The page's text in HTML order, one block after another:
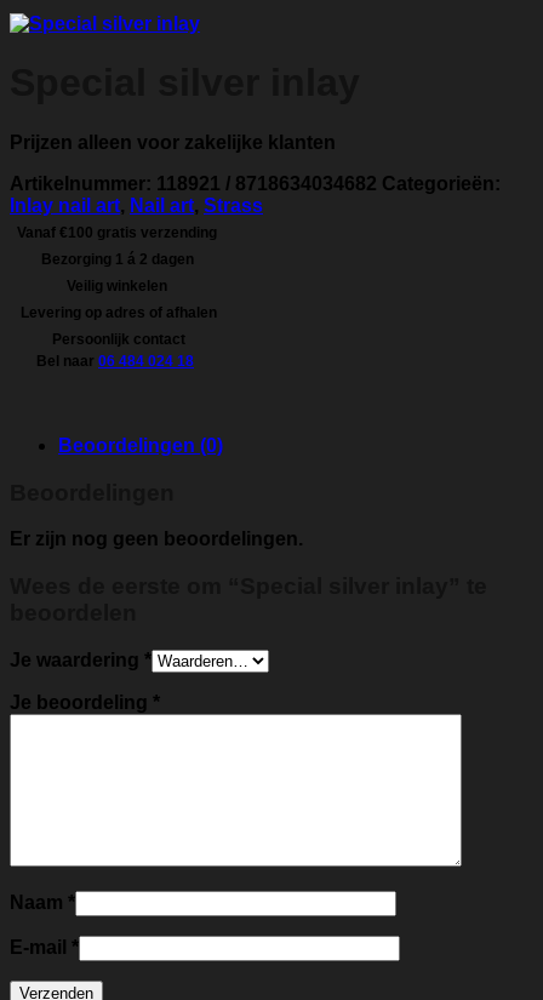
Prijzen alleen voor zakelijke klanten
Artikelnummer: 118921 / 8718634034682 Categorieën:
Inlay nail art, Nail art, Strass
Vanaf €100 gratis verzending
Bezorging 1 á 2 dagen
Veilig winkelen
Levering op adres of afhalen
Persoonlijk contact
Bel naar 06 484 024 18
Beoordelingen (0)
Er zijn nog geen beoordelingen.
Je waardering *
Je beoordeling *
Naam *
E-mail *